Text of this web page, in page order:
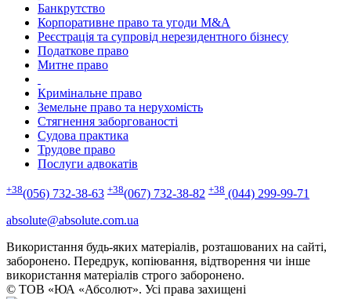
Банкрутство
Корпоративне право та угоди M&A
Реєстрація та супровід нерезидентного бізнесу
Податкове право
Митне право
Кримінальне право
Земельне право та нерухомість
Стягнення заборгованості
Судова практика
Трудове право
Послуги адвокатів
+38(056) 732-38-63 +38(067) 732-38-82 +38 (044) 299-99-71
absolute@absolute.com.ua
Використання будь-яких матеріалів, розташованих на сайті,
заборонено. Передрук, копіювання, відтворення чи інше
використання матеріалів строго заборонено.
© ТОВ «ЮА «Абсолют». Усі права захищені